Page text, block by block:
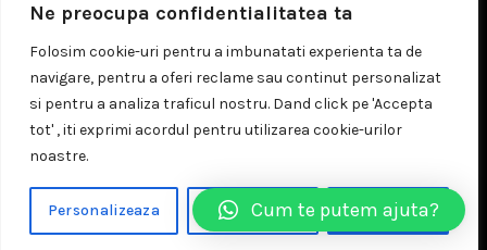
Ne preocupa confidentialitatea ta
Folosim cookie-uri pentru a imbunatati experienta ta de
navigare, pentru a oferi reclame sau continut personalizat
si pentru a analiza traficul nostru. Dand click pe 'Accepta
tot' , iti exprimi acordul pentru utilizarea cookie-urilor
noastre.
Personalizeaza Respinge Tot Accepta Tot
0743 071 579
comenzi@prosalon.ro
Prosalon.ro | Distribuitor Cosmetice Profesionale
Timisoara
. All rights reserved
Cum te putem ajuta?